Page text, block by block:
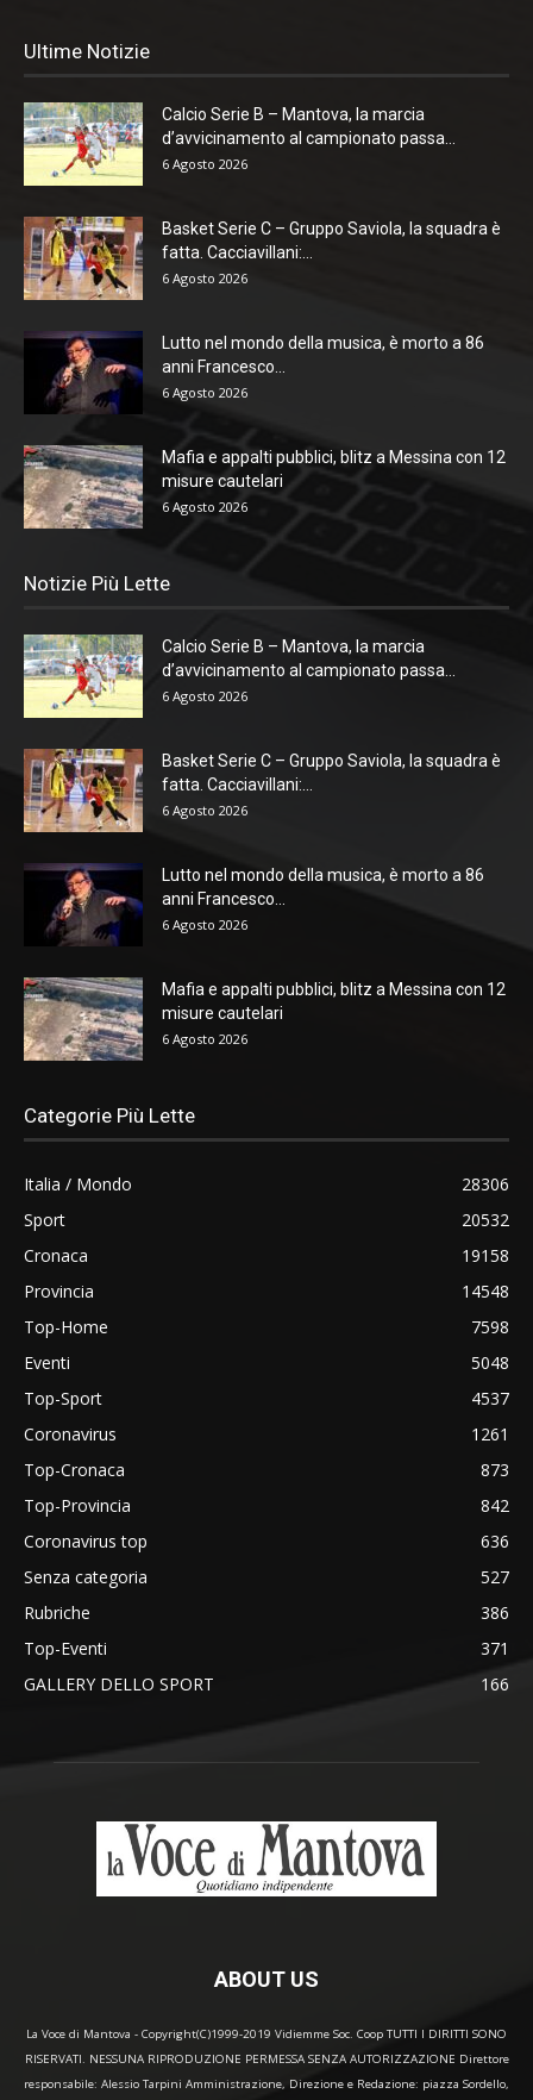
Ultime Notizie
Calcio Serie B – Mantova, la marcia
d’avvicinamento al campionato passa...
6 Agosto 2026
Basket Serie C – Gruppo Saviola, la squadra è
fatta. Cacciavillani:...
6 Agosto 2026
Lutto nel mondo della musica, è morto a 86
anni Francesco...
6 Agosto 2026
Mafia e appalti pubblici, blitz a Messina con 12
misure cautelari
6 Agosto 2026
Notizie Più Lette
Calcio Serie B – Mantova, la marcia
d’avvicinamento al campionato passa...
6 Agosto 2026
Basket Serie C – Gruppo Saviola, la squadra è
fatta. Cacciavillani:...
6 Agosto 2026
Lutto nel mondo della musica, è morto a 86
anni Francesco...
6 Agosto 2026
Mafia e appalti pubblici, blitz a Messina con 12
misure cautelari
6 Agosto 2026
Categorie Più Lette
Italia / Mondo
28306
Sport
20532
Cronaca
19158
Provincia
14548
Top-Home
7598
Eventi
5048
Top-Sport
4537
Coronavirus
1261
Top-Cronaca
873
Top-Provincia
842
Coronavirus top
636
Senza categoria
527
Rubriche
386
Top-Eventi
371
GALLERY DELLO SPORT
166
ABOUT US
La Voce di Mantova - Copyright(C)1999-2019 Vidiemme Soc. Coop TUTTI I DIRITTI SONO
RISERVATI. NESSUNA RIPRODUZIONE PERMESSA SENZA AUTORIZZAZIONE Direttore
responsabile: Alessio Tarpini Amministrazione, Direzione e Redazione: piazza Sordello,